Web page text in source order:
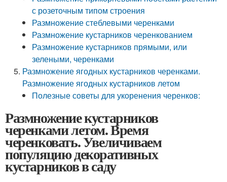
с розеточным типом строения
Размножение стеблевыми черенками
Размножение кустарников черенкованием
Размножение кустарников прямыми, или
зелеными, черенками
Размножение ягодных кустарников черенками.
Размножение ягодных кустарников летом
Полезные советы для укоренения черенков:
Размножение кустарников
черенками летом. Время
черенковать. Увеличиваем
популяцию декоративных
кустарников в саду